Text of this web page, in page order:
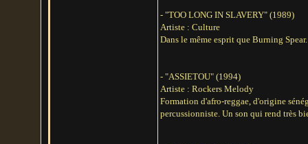
- "TOO LONG IN SLAVERY" (1989)
Artiste : Culture
Dans le même esprit que Burning Spear.
- "ASSIETOU" (1994)
Artiste : Rockers Melody
Formation d'afro-reggae, d'origine
percussionniste. Un son qui rend très